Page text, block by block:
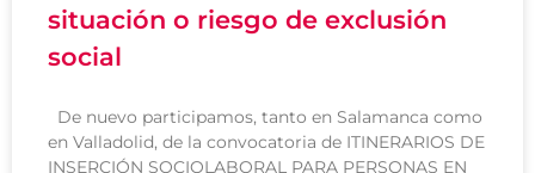
situación o riesgo de exclusión
social
De nuevo participamos, tanto en Salamanca como
en Valladolid, de la convocatoria de ITINERARIOS DE
INSERCIÓN SOCIOLABORAL PARA PERSONAS EN